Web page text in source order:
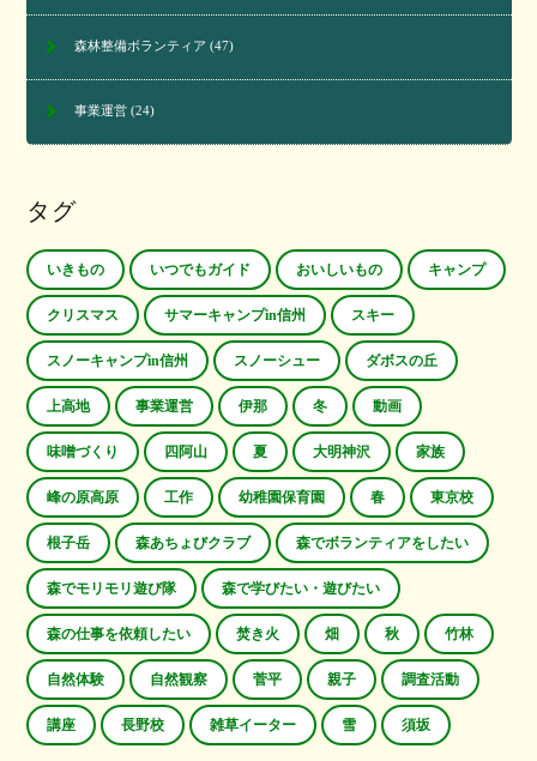
森林整備ボランティア (47)
事業運営(24)
タグ
いきもの いつでもガイド おいしいもの キャンプ
クリスマス サマーキャンプin信州 スキー
スノーキャンプin信州 スノーシュー ダボスの丘
上高地 事業運営 伊那 冬 動画
味噌づくり 四阿山 夏 大明神沢 家族
峰の原高原 工作 幼稚園保育園 春 東京校
根子岳 森あちょびクラブ 森でボランティアをしたい
森でモリモリ遊び隊 森で学びたい・遊びたい
森の仕事を依頼したい 焚き火 畑 秋 竹林
自然体験 自然観察 菅平 親子 調査活動
講座 長野校 雑草イーター 雪 須坂